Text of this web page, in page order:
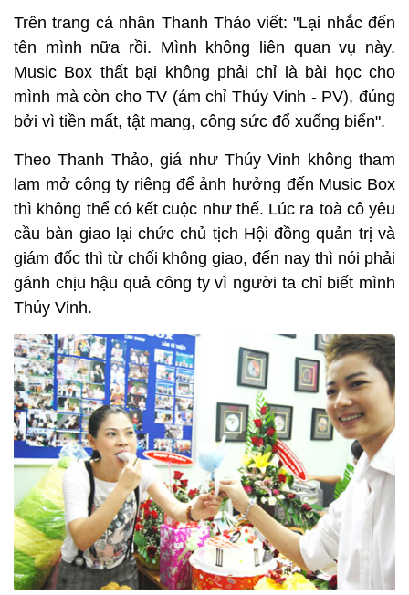
Trên trang cá nhân Thanh Thảo viết: "Lại nhắc đến
tên mình nữa rồi. Mình không liên quan vụ này.
Music Box thất bại không phải chỉ là bài học cho
mình mà còn cho TV (ám chỉ Thúy Vinh - PV), đúng
bởi vì tiền mất, tật mang, công sức đổ xuống biển".
Theo Thanh Thảo, giá như Thúy Vinh không tham
lam mở công ty riêng để ảnh hưởng đến Music Box
thì không thể có kết cuộc như thế. Lúc ra toà cô yêu
cầu bàn giao lại chức chủ tịch Hội đồng quản trị và
giám đốc thì từ chối không giao, đến nay thì nói phải
gánh chịu hậu quả công ty vì người ta chỉ biết mình
Thúy Vinh.